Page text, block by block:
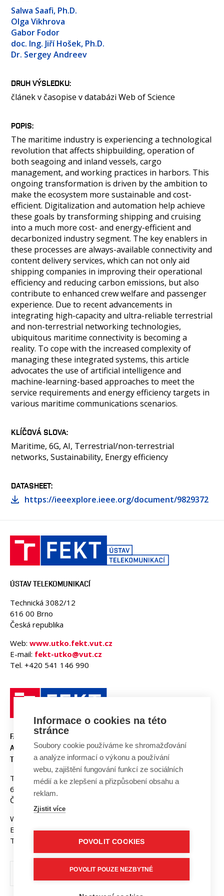
LABORATOŘE
MEDIA
KONTAKT
Salwa Saafi, Ph.D.
Olga Vikhrova
Gabor Fodor
doc. Ing. Jiří Hošek, Ph.D.
Dr. Sergey Andreev
DRUH VÝSLEDKU
článek v časopise v databázi Web of Science
POPIS
The maritime industry is experiencing a technological
revolution that affects shipbuilding, operation of
both seagoing and inland vessels, cargo
management, and working practices in harbors. This
ongoing transformation is driven by the ambition to
make the ecosystem more sustainable and cost-
efficient. Digitalization and automation help achieve
these goals by transforming shipping and cruising
into a much more cost- and energy-efficient and
decarbonized industry segment. The key enablers in
these processes are always-available connectivity and
content delivery services, which can not only aid
shipping companies in improving their operational
efficiency and reducing carbon emissions, but also
contribute to enhanced crew welfare and passenger
experience. Due to recent advancements in
integrating high-capacity and ultra-reliable terrestrial
and non-terrestrial networking technologies,
ubiquitous maritime connectivity is becoming a
reality. To cope with the increased complexity of
managing these integrated systems, this article
advocates the use of artificial intelligence and
machine-learning-based approaches to meet the
service requirements and energy efficiency targets in
various maritime communications scenarios.
KLÍČOVÁ SLOVA
Maritime, 6G, AI, Terrestrial/non-terrestrial
networks, Sustainability, Energy efficiency
DATASHEET
https://ieeexplore.ieee.org/document/9829372
ÚSTAV TELEKOMUNIKACÍ
Technická 3082/12
616 00 Brno
Česká republika
Web: www.utko.fekt.vut.cz
E-mail: fekt-utko@vut.cz
Tel. +420 541 146 990
FAKULTA ELEKTROTECHNIKY
A KOMUNIKAČNÍCH
TECHNOLOGIÍ, VUT V BRNĚ
Technická 3058/10
616 00 Brno
Česká republika
Web:
E-mail:fekt-info@vut.cz
Tel: +420 541 141 111
Informace o cookies na této
stránce
Soubory cookie používáme ke shromažďování
a analýze informací o výkonu a používání
webu, zajištění fungování funkcí ze sociálních
médií a ke zlepšení a přizpůsobení obsahu a
reklam.
Zjistit více
POVOLIT COOKIES
POVOLIT POUZE NEZBYTNÉ